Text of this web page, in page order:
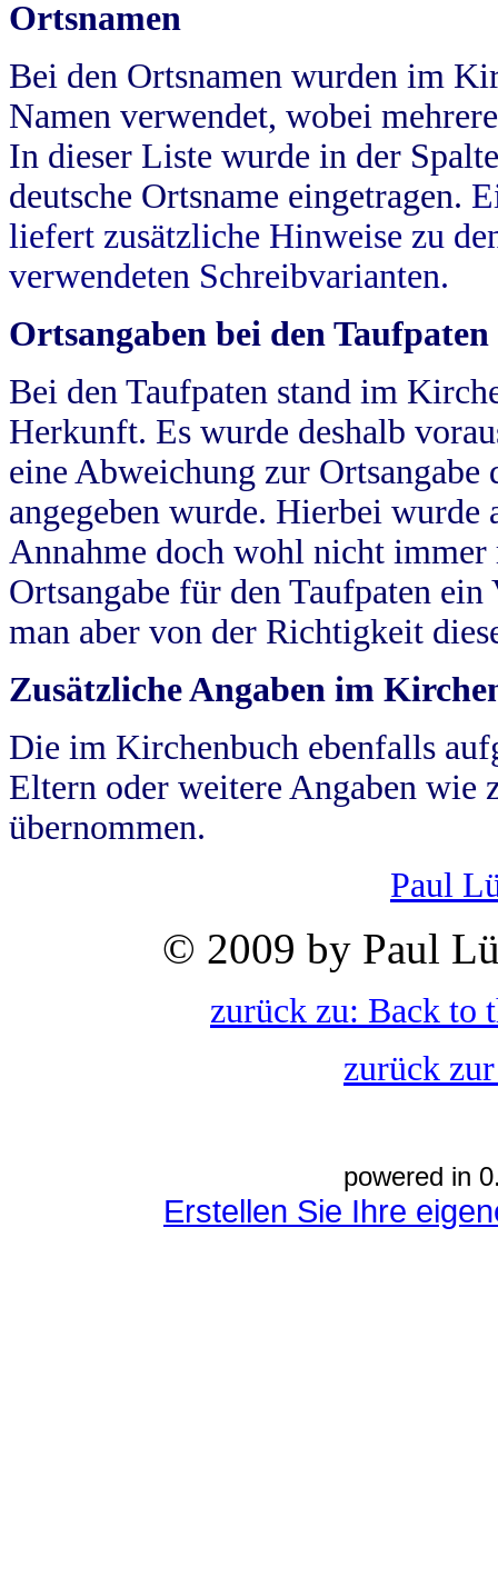
Ortsnamen
Bei den Ortsnamen wurden im
Namen verwendet, wobei
In dieser Liste wurde in der
deutsche Ortsname eingetragen.
liefert zusätzliche Hinweise zu
verwendeten Schreibvarianten.
Ortsangaben bei den Taufpaten
Bei den Taufpaten stand im
Herkunft. Es wurde deshalb
eine Abweichung zur
angegeben wurde. Hierbei wurde
Annahme doch wohl nicht
Ortsangabe für den Taufpaten
man aber von der Richtigkeit
Zusätzliche Angaben im
Die im Kirchenbuch ebenfalls
Eltern oder weitere Angaben wie
übernommen.
Paul
© 2009 by Paul
zurück zu: Back to
zurück
powered in
Erstellen Sie Ihre